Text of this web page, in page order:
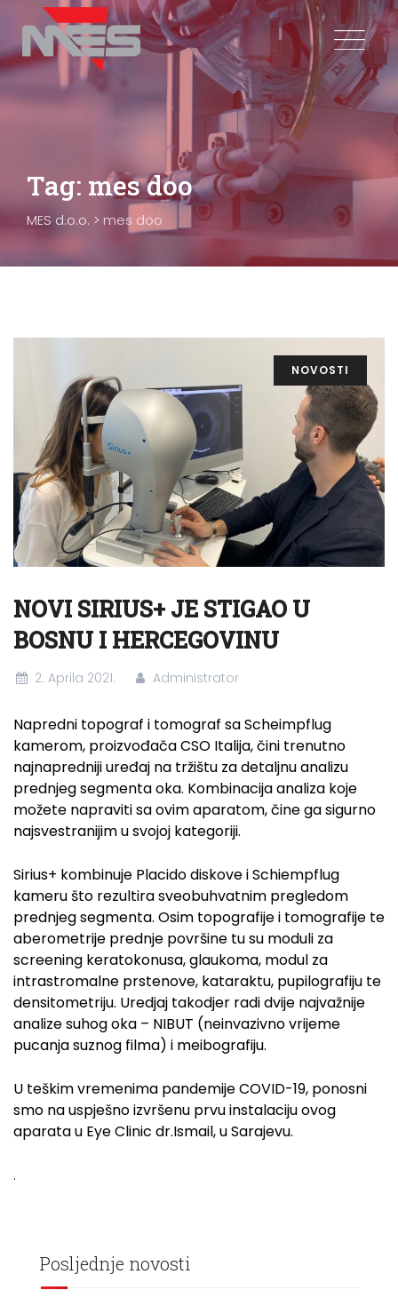
content
Tag: mes doo
MES d.o.o. > mes doo
NOVOSTI
NOVI SIRIUS+ JE STIGAO U
BOSNU I HERCEGOVINU
2. Aprila 2021. Administrator
Napredni topograf i tomograf sa Scheimpflug
kamerom, proizvođača CSO Italija, čini trenutno
najnapredniji uređaj na tržištu za detaljnu analizu
prednjeg segmenta oka. Kombinacija analiza koje
možete napraviti sa ovim aparatom, čine ga sigurno
najsvestranijim u svojoj kategoriji.
Sirius+ kombinuje Placido diskove i Schiempflug
kameru što rezultira sveobuhvatnim pregledom
prednjeg segmenta. Osim topografije i tomografije te
aberometrije prednje površine tu su moduli za
screening keratokonusa, glaukoma, modul za
intrastromalne prstenove, kataraktu, pupilografiju te
densitometriju. Uredjaj takodjer radi dvije najvažnije
analize suhog oka – NIBUT (neinvazivno vrijeme
pucanja suznog filma) i meibografiju.
U teškim vremenima pandemije COVID-19, ponosni
smo na uspješno izvršenu prvu instalaciju ovog
aparata u Eye Clinic dr.Ismail, u Sarajevu.
.
Posljednje novosti